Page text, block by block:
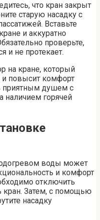
что кран закрыт
старую насадку с
Вставьте
и аккуратно
проверьте,
и не протекает.
на кране, который
повысит комфорт
приятным душем с
горячей
воды может
и комфорт
отключить
кран. Затем, с помощью
насадку